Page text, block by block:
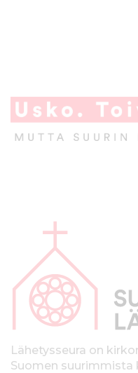
p
kLähetysseura on
Suomen suurimmista